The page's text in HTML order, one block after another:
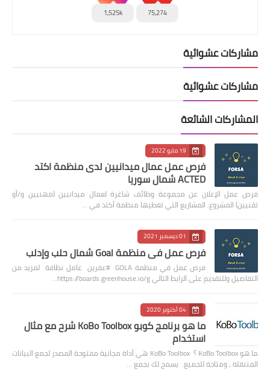
75,274
1,525k
مشاركات عشوائية
مشاركات عشوائية
المشاركات الشائعة
19 مايو 2022
فرص عمل عمال ميدانيين لدى منظمة اكتد
ACTED شمال سوريا
فرص عمل الإعلان عن مجموعة وظائف شاغرة لعمال ميدانيين (مهنيين و/أو
تقنيين) المشروع: المشاريع التي تغطيها منظمة أكتد في …
01 ديسمبر 2021
فرص عمل في منظمة Goal شمال حلب وإدلب
فرص عمل في منظمة GOLA #عفرين عامل نظافة لمزيد من
التفاصيل وللتقديم على الرابط التالي https://boards.greenhouse.io/g…
04 أكتوبر 2020
ما هو برنامج كوبو KoBo Toolbox شرح مع مثال
استخدام
ما هو KoBo Toolbox ؟ KoBo Toolbox هي أداة مجانية مفتوحة المصدر لجمع البيانات
المتنقلة ، ومتاحة للجميع. يسمح لك بجمع …